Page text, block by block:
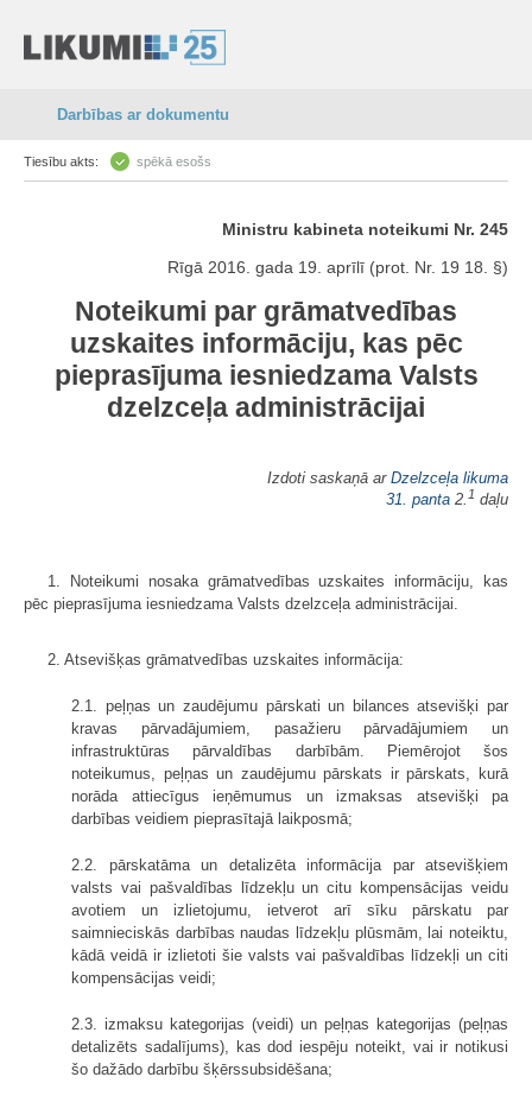
Darbības ar dokumentu
Tiesību akts: spēkā esošs
Ministru kabineta noteikumi Nr. 245
Rīgā 2016. gada 19. aprīlī (prot. Nr. 19 18. §)
Noteikumi par grāmatvedības
uzskaites informāciju, kas pēc
pieprasījuma iesniedzama Valsts
dzelzceļa administrācijai
Izdoti saskaņā ar Dzelzceļa likuma
31. panta 2. 1 daļu
1. Noteikumi nosaka grāmatvedības uzskaites informāciju, kas
pēc pieprasījuma iesniedzama Valsts dzelzceļa administrācijai.
2. Atsevišķas grāmatvedības uzskaites informācija:
2.1. peļņas un zaudējumu pārskati un bilances atsevišķi par
kravas pārvadājumiem, pasažieru pārvadājumiem un
infrastruktūras pārvaldības darbībām. Piemērojot šos
noteikumus, peļņas un zaudējumu pārskats ir pārskats, kurā
norāda attiecīgus ieņēmumus un izmaksas atsevišķi pa
darbības veidiem pieprasītajā laikposmā;
2.2. pārskatāma un detalizēta informācija par atsevišķiem
valsts vai pašvaldības līdzekļu un citu kompensācijas veidu
avotiem un izlietojumu, ietverot arī sīku pārskatu par
saimnieciskās darbības naudas līdzekļu plūsmām, lai noteiktu,
kādā veidā ir izlietoti šie valsts vai pašvaldības līdzekļi un citi
kompensācijas veidi;
2.3. izmaksu kategorijas (veidi) un peļņas kategorijas (peļņas
detalizēts sadalījums), kas dod iespēju noteikt, vai ir notikusi
šo dažādo darbību šķērssubsidēšana;